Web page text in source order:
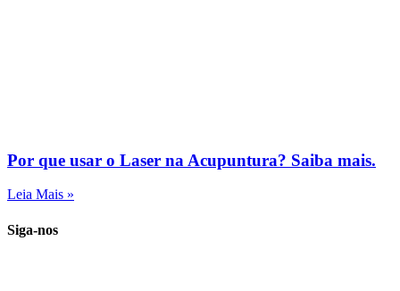
Por que usar o Laser na Acupuntura? Saiba mais.
Leia Mais »
Siga-nos